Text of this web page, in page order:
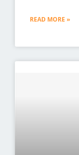
READ MORE »